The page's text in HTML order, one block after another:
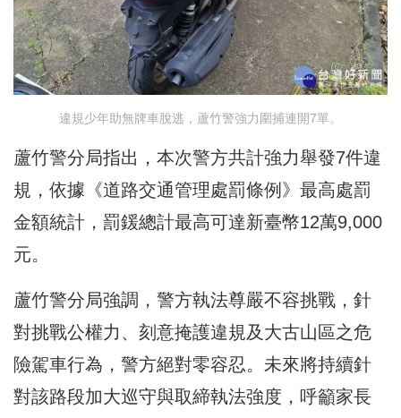
違規少年助無牌車脫逃，蘆竹警強力圍捕連開7單。
蘆竹警分局指出，本次警方共計強力舉發7件違
規，依據《道路交通管理處罰條例》最高處罰
金額統計，罰鍰總計最高可達新臺幣12萬9,000
元。
蘆竹警分局強調，警方執法尊嚴不容挑戰，針
對挑戰公權力、刻意掩護違規及大古山區之危
險駕車行為，警方絕對零容忍。未來將持續針
對該路段加大巡守與取締執法強度，呼籲家長